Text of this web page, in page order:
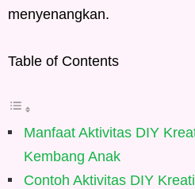
menyenangkan.
Table of Contents
Manfaat Aktivitas DIY
Kembang Anak
Contoh Aktivitas DIY